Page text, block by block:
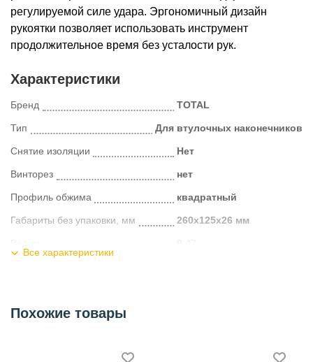
регулируемой силе удара. Эргономичный дизайн
рукоятки позволяет использовать инструмент
продолжительное время без усталости рук.
Характеристики
Бренд TOTAL
Тип Для втулочных наконечников
Снятие изоляции Нет
Винторез нет
Профиль обжима квадратный
Габариты без упаковки, мм 260х125х26 мм
Все характеристики
Похожие товары